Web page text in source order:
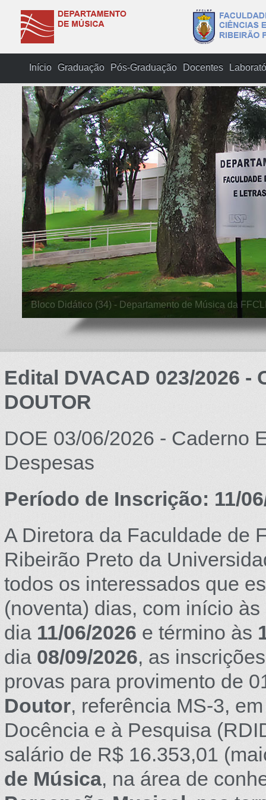
Início Graduação Pós-Graduação Docentes
USP Filarmônica
Sala de Concertos da Tulha - Departamento de
Edital DVACAD 023/2026 -
DOUTOR
DOE 03/06/2026 - Caderno
Despesas
Período de Inscrição: 11/
A Diretora da Faculdade de
Ribeirão Preto da
todos os interessados que
(noventa) dias, com início às
dia 11/06/2026 e término às
dia 08/09/2026, as
provas para provimento de
Doutor, referência MS-3,
Docência e à Pesquisa
salário de R$ 16.353,01
de Música, na área de